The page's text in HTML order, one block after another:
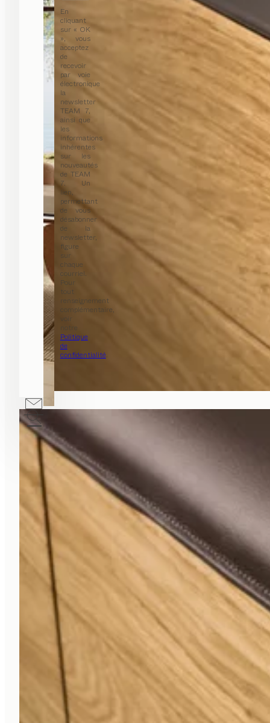
En
cliquant
sur « OK
», vous
acceptez
de
recevoir
par voie
électronique
la
newsletter
TEAM 7,
ainsi que
les
informations
inhérentes
sur les
nouveautés
de TEAM
7. Un
lien,
permettant
de vous
désabonner
de la
newsletter,
figure
sur
chaque
courriel.
Pour
tout
renseignement
complémentaire,
voir
notre
Politique
de
confidentialité.